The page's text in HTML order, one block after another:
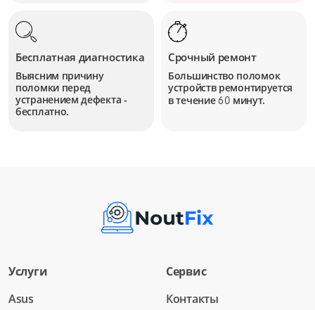
Бесплатная диагностика
Выясним причину
поломки перед
устранением дефекта -
бесплатно.
Срочный ремонт
Большинство поломок
устройств ремонтируется
в течение60 минут.
Услуги
Asus
Сервис
Контакты